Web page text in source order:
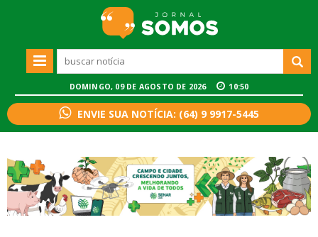
DOMINGO, 09 DE AGOSTO DE 2026 10:50
ENVIE SUA NOTÍCIA: (64) 9 9917-5445